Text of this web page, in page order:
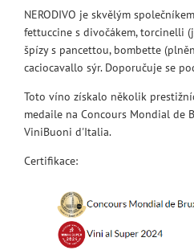
NERODIVO je skvělým
fettuccine s divočákem, torcinelli
špízy s pancettou, bombette
caciocavallo sýr. Doporučuje se
Toto víno získalo několik
medaile na Concours Mondial de
ViniBuoni d'Italia.
Certifikace: